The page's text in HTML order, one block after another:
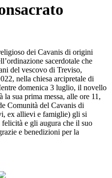
dei Cavanis di origini
sacerdotale che
del vescovo di Treviso,
nella chiesa arcipretale di
domenica 3 luglio, il novello
la sua prima messa, alle ore 11,
Comunità del Cavanis di
ex allievi e famiglie) gli si
e gli augura che il suo
e benedizioni per la